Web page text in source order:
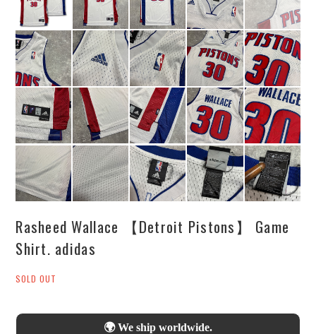
Rasheed Wallace 【Detroit Pistons】 Game
Shirt. adidas
SOLD OUT
🌍 We ship worldwide.